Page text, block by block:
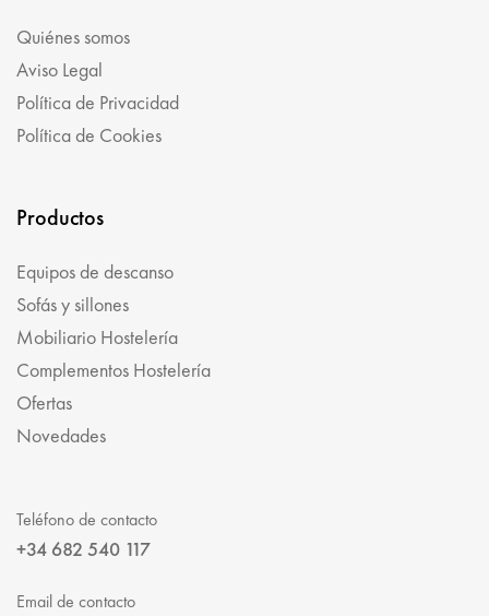
Quiénes somos
Aviso Legal
Política de Privacidad
Política de Cookies
Productos
Equipos de descanso
Sofás y sillones
Mobiliario Hostelería
Complementos Hostelería
Ofertas
Novedades
Teléfono de contacto
+34 682 540 117
Email de contacto